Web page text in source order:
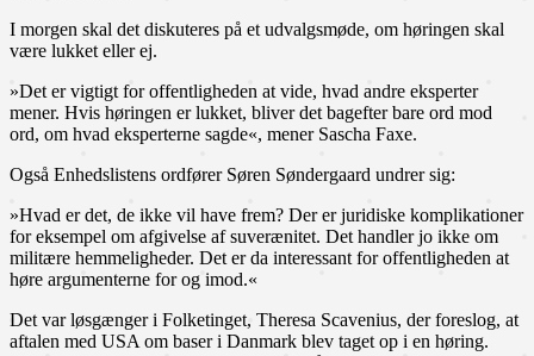
I morgen skal det diskuteres på et udvalgsmøde, om høringen skal
være lukket eller ej.
»Det er vigtigt for offentligheden at vide, hvad andre eksperter
mener. Hvis høringen er lukket, bliver det bagefter bare ord mod
ord, om hvad eksperterne sagde«, mener Sascha Faxe.
Også Enhedslistens ordfører Søren Søndergaard undrer sig:
»Hvad er det, de ikke vil have frem? Der er juridiske komplikationer
for eksempel om afgivelse af suverænitet. Det handler jo ikke om
militære hemmeligheder. Det er da interessant for offentligheden at
høre argumenterne for og imod.«
Det var løsgænger i Folketinget, Theresa Scavenius, der foreslog, at
aftalen med USA om baser i Danmark blev taget op i en høring.